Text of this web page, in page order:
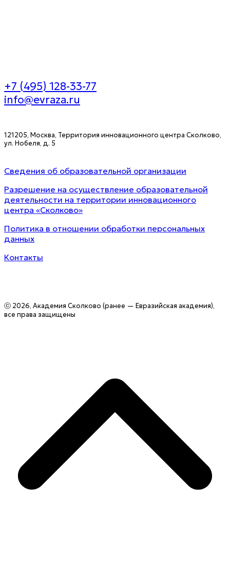
+7 (495) 128-33-77
info@evraza.ru
121205, Москва, Территория инновационного центра Сколково,
ул. Нобеля, д. 5
Сведения об образовательной организации
Разрешение на осуществление образовательной
деятельности на территории инновационного
центра «Сколково»
Политика в отношении обработки персональных
данных
Контакты
ⓒ 2026, Академия Сколково (ранее — Евразийская академия),
все права защищены